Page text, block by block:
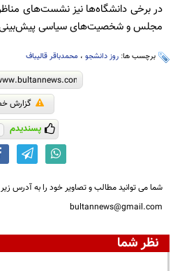
در برخی دانشگاه‌ها نیز نشست‌های
مجلس و شخصیت‌های سیاسی
برچسب ها: روز دانشجو ، محمدباقر قالیباف
گزارش
پسندیدم
شما می توانید مطالب و تصاویر خود را به آدرس زیر
bultannews@gmail.com
نظر شما